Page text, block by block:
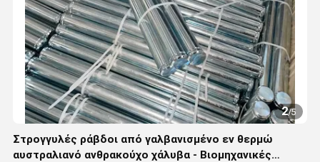
2/5
Στρογγυλές ράβδοι από γαλβανισμένο εν θερμώ
αυστραλιανό ανθρακούχο χάλυβα - Βιομηχανικές